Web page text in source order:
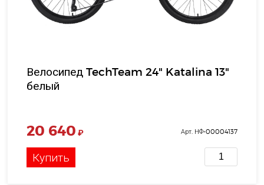
Велосипед TechTeam 24" Katalina 13"
белый
20 640 ₽ Арт. НФ-00004137
Купить